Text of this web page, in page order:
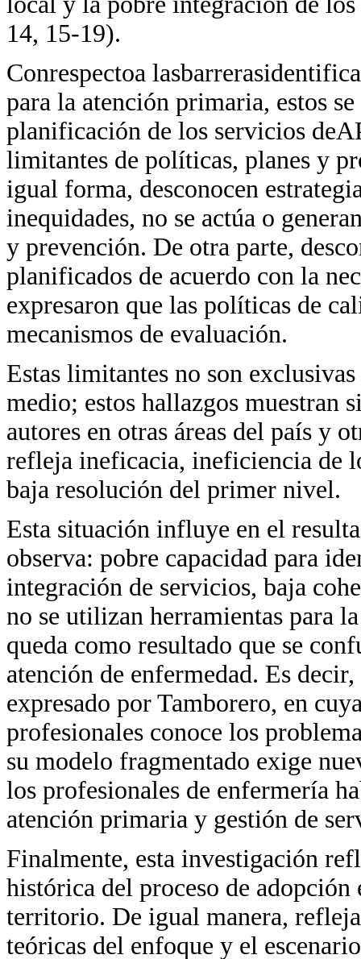
14, 15-19).
Conrespectoa
para la atención primaria, estos
planificación de los servicios
limitantes de políticas, planes y
igual forma, desconocen
inequidades, no se actúa o
y prevención. De otra parte,
planificados de acuerdo con la
expresaron que las políticas de
mecanismos de evaluación.
Estas limitantes no son
medio; estos hallazgos muestran
autores en otras áreas del país y
refleja ineficacia, ineficiencia de
baja resolución del primer nivel.
Esta situación influye en el
observa: pobre capacidad para
integración de servicios, baja
no se utilizan herramientas para
queda como resultado que se
atención de enfermedad. Es
expresado por Tamborero, en
profesionales conoce los
su modelo fragmentado exige
los profesionales de enfermería
atención primaria y gestión de
Finalmente, esta investigación
histórica del proceso de
territorio. De igual manera,
teóricas del enfoque y el